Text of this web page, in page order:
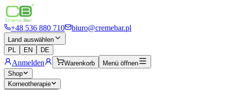
+48 536 880 710 biuro@cremebar.pl
Land auswählen
PL
EN DE
Anmelden Warenkorb
Menü öffnen
Shop
Korneotherapie